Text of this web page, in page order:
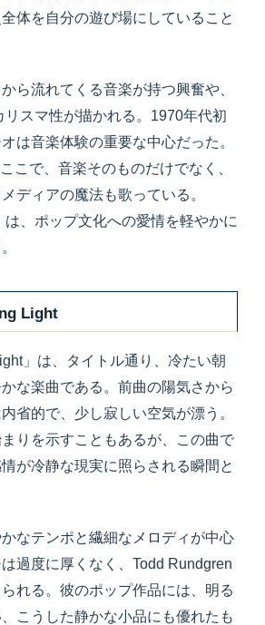
体を自分の遊び場にしていること
ら流れてくる音楽が持つ興奮や、
リスマ性が描かれる。1970年代初
は音楽体験の重要な中心だった。
こで、音楽そのものだけでなく、
ディアの魔法も歌っている。
は、ポップ文化への愛情を軽やかに
Light
」は、タイトル通り、冷たい朝
な楽曲である。前曲の陽気さから
省的で、少し寂しい空気が漂う。
りを示すこともあるが、この曲で
が冷静な現実に照らされる瞬間と
なテンポと繊細なメロディが中心
過度に厚くなく、Todd Rundgren
れる。彼のポップ作品には、明る
こうした静かな小品にも優れたも